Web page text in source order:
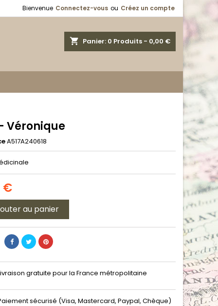
Bienvenue Connectez-vous ou Créez un compte
shopping_cart Panier: 0 Produits - 0,00 €
Véronique
A517A240618
€
au panier
gratuite pour la France métropolitaine
sécurisé (Visa, Mastercard, Paypal, Chèque)